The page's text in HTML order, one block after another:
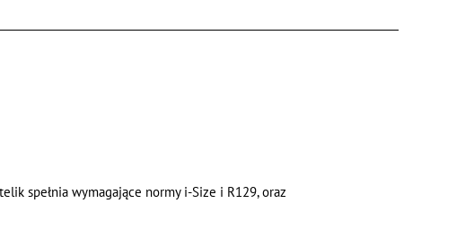
spełnia wymagające normy i-Size i R129, oraz